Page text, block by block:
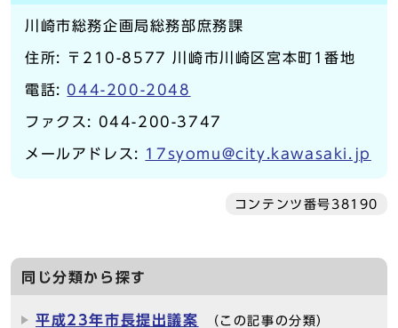
川崎市総務企画局総務部庶務課
住所: 〒210-8577 川崎市川崎区宮本町1番地
電話: 044-200-2048
ファクス: 044-200-3747
メールアドレス: 17syomu@city.kawasaki.jp
コンテンツ番号38190
同じ分類から探す
平成23年市長提出議案 （この記事の分類）